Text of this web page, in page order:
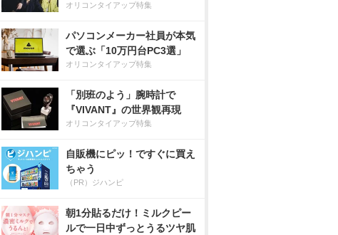
オリコンタイアップ特集
パソコンメーカー社員が本気
で選ぶ「10万円台PC3選」
オリコンタイアップ特集
「別班のよう」腕時計で
『VIVANT』の世界観再現
オリコンタイアップ特集
自販機にピッ！ですぐに買え
ちゃう
（PR）ジハンピ
朝1分貼るだけ！ミルクピー
ルで一日中ずっとうるツヤ肌